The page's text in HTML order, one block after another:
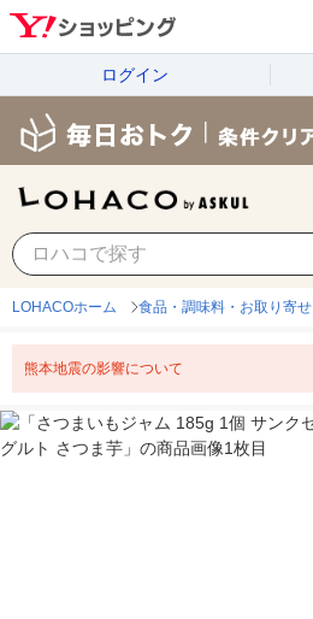
ログイン
LOHACOホーム 食品・調味料・お取り寄せ
熊本地震の影響について